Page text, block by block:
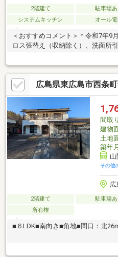
2階建て 駐車場あ
システムキッチン
オール
＜おすすめコメント＞＊令和7年9
ロス張替え（収納除く）、洗面所
き・全室2面採光（LDKは3面採光
があり、子育て世帯にも嬉しい環
活面での安心感があります＊エア
生活がスタートできます＜周辺環
２分＊エブリイ西条御薗宇店 徒
店 徒歩２５分＊郷田小学校 徒
７分＊西条農業高等学校 徒歩１
分＊総合リハビリテーションセン
広島県東広島市西条
間取り
建物
土地
築年月
山
その他
2階建て 駐車場あ
所有権
■６LDK■南向き■角地■間口：北